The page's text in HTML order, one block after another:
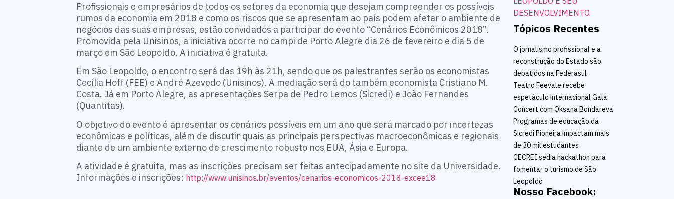
Profissionais e empresários de todos os setores da economia que desejam compreender os possíveis
rumos da economia em 2018 e como os riscos que se apresentam ao país podem afetar o ambiente de
negócios das suas empresas, estão convidados a participar do evento “Cenários Econômicos 2018”.
Promovida pela Unisinos, a iniciativa ocorre no campi de Porto Alegre dia 26 de fevereiro e dia 5 de
março em São Leopoldo. A iniciativa é gratuita.
Em São Leopoldo, o encontro será das 19h às 21h, sendo que os palestrantes serão os economistas
Cecília Hoff (FEE) e André Azevedo (Unisinos). A mediação será do também economista Cristiano M.
Costa. Já em Porto Alegre, as apresentações Serpa de Pedro Lemos (Sicredi) e João Fernandes
(Quantitas).
O objetivo do evento é apresentar os cenários possíveis em um ano que será marcado por incertezas
econômicas e políticas, além de discutir quais as principais perspectivas macroeconômicas e regionais
diante de um ambiente externo de crescimento robusto nos EUA, Ásia e Europa.
A atividade é gratuita, mas as inscrições precisam ser feitas antecipadamente no site da Universidade.
Informações e inscrições: http://www.unisinos.br/eventos/cenarios-economicos-2018-excee18
Tópicos Recentes
O jornalismo profissional e a
reconstrução do Estado são
debatidos na Federasul
Teatro Feevale recebe
espetáculo internacional Gala
Concert com Oksana Bondareva
Programas de educação da
Sicredi Pioneira impactam mais
de 30 mil estudantes
CECREI sedia hackathon para
fomentar o turismo de São
Leopoldo
Nosso Facebook: